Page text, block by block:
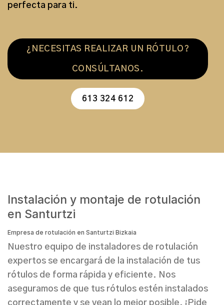
perfecta para ti.
¿NECESITAS REALIZAR UN RÓTULO?
CONSÚLTANOS.
613 324 612
Instalación y montaje de rotulación
en Santurtzi
Empresa de rotulación en Santurtzi Bizkaia
Nuestro equipo de instaladores de rotulación
expertos se encargará de la instalación de tus
rótulos de forma rápida y eficiente. Nos
aseguramos de que tus rótulos estén instalados
correctamente y se vean lo mejor posible. ¡Pide